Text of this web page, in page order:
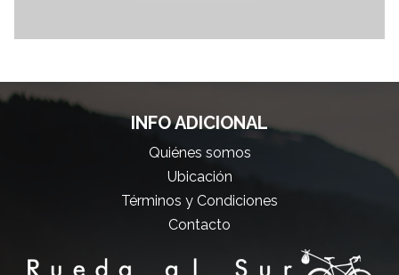
INFO ADICIONAL
Quiénes somos
Ubicación
Términos y Condiciones
Contacto